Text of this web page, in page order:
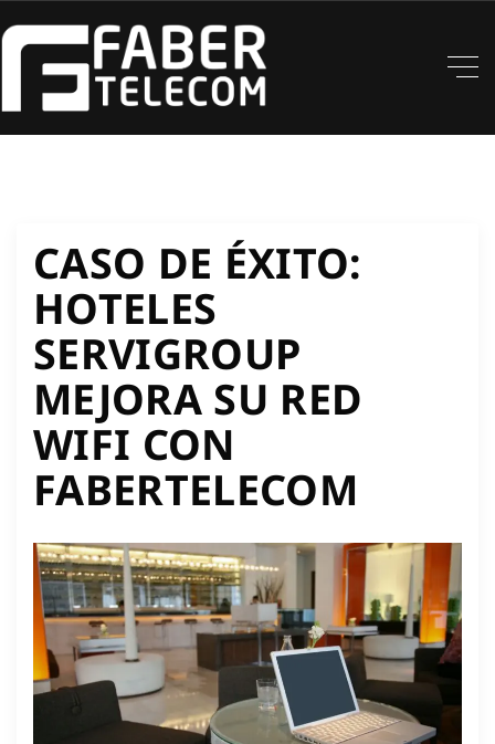
CASO DE ÉXITO:
HOTELES
SERVIGROUP
MEJORA SU RED
WIFI CON
FABERTELECOM